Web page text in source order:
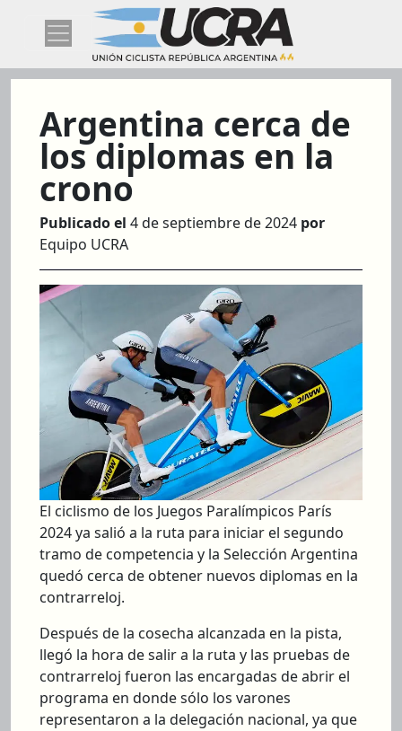
Argentina cerca de
los diplomas en la
crono
Publicado el 4 de septiembre de 2024 por
Equipo UCRA
El ciclismo de los Juegos Paralímpicos París
2024 ya salió a la ruta para iniciar el segundo
tramo de competencia y la Selección Argentina
quedó cerca de obtener nuevos diplomas en la
contrarreloj.
Después de la cosecha alcanzada en la pista,
llegó la hora de salir a la ruta y las pruebas de
contrarreloj fueron las encargadas de abrir el
programa en donde sólo los varones
representaron a la delegación nacional, ya que